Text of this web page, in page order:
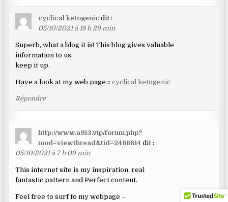
cyclical ketogenic dit :
05/10/2021 à 18 h 29 min
Superb, what a blog it is! This blog gives valuable
information to us,
keep it up.
Have a look at my web page ::cyclical ketogenic
Répondre
http://www.a913.vip/forum.php?
mod=viewthread&tid=2468814 dit :
05/10/2021 à 7 h 09 min
This internet site is my inspiration, real
fantastic pattern and Perfect content.
Feel free to surf to my webpage –